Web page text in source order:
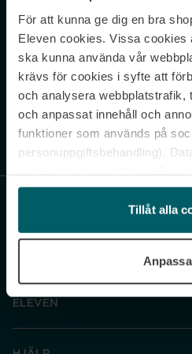
För att kunna ge dig en bra
Eleven cookies. Vissa cookies
ska kunna använda vår
krävs för cookies i syfte att
och analysera webbplatstrafik,
och anpassat innehåll och
funktioner som används på
personuppgiftsbehandling).
och gå vidare” accepterar du
under ”Inställningar” kan
cookies. Du kan återkalla ditt
Tillåt alla
Anpassa
Never miss a beat.
Sign up to our
Genom att prenumerera accepterar du
ELEVEN